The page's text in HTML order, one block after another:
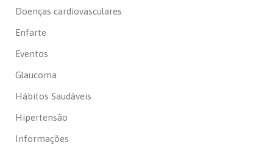
Doenças cardiovasculares
Enfarte
Eventos
Glaucoma
Hábitos Saudáveis
Hipertensão
Informações